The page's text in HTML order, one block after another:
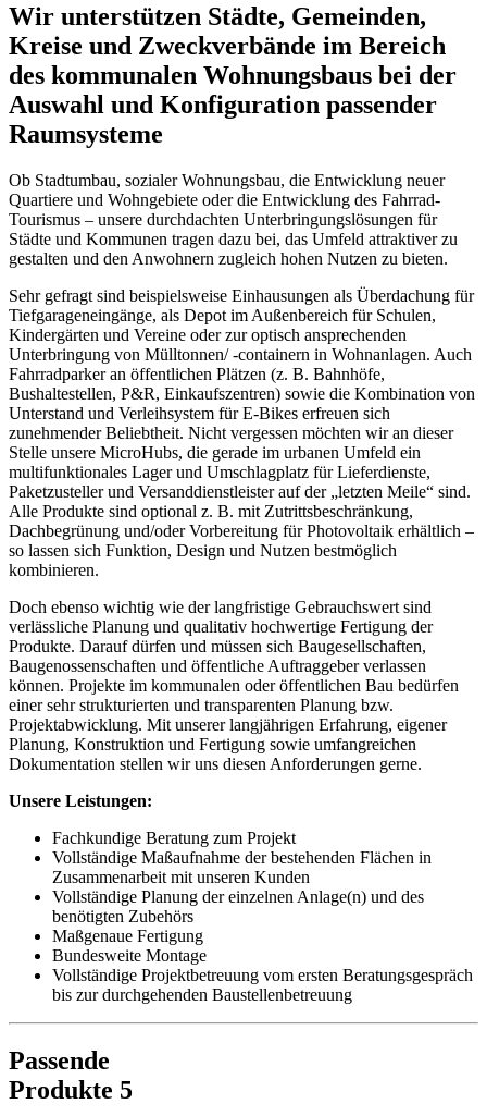
Wir unterstützen Städte, Gemeinden,
Kreise und Zweckverbände im Bereich
des kommunalen Wohnungsbaus bei der
Auswahl und Konfiguration passender
Raumsysteme
Ob Stadtumbau, sozialer Wohnungsbau, die Entwicklung neuer
Quartiere und Wohngebiete oder die Entwicklung des Fahrrad-
Tourismus – unsere durchdachten Unterbringungslösungen für
Städte und Kommunen tragen dazu bei, das Umfeld attraktiver zu
gestalten und den Anwohnern zugleich hohen Nutzen zu bieten.
Sehr gefragt sind beispielsweise Einhausungen als Überdachung für
Tiefgarageneingänge, als Depot im Außenbereich für Schulen,
Kindergärten und Vereine oder zur optisch ansprechenden
Unterbringung von Mülltonnen/ -containern in Wohnanlagen. Auch
Fahrradparker an öffentlichen Plätzen (z. B. Bahnhöfe,
Bushaltestellen, P&R, Einkaufszentren) sowie die Kombination von
Unterstand und Verleihsystem für E-Bikes erfreuen sich
zunehmender Beliebtheit. Nicht vergessen möchten wir an dieser
Stelle unsere MicroHubs, die gerade im urbanen Umfeld ein
multifunktionales Lager und Umschlagplatz für Lieferdienste,
Paketzusteller und Versanddienstleister auf der „letzten Meile“ sind.
Alle Produkte sind optional z. B. mit Zutrittsbeschränkung,
Dachbegrünung und/oder Vorbereitung für Photovoltaik erhältlich –
so lassen sich Funktion, Design und Nutzen bestmöglich
kombinieren.
Doch ebenso wichtig wie der langfristige Gebrauchswert sind
verlässliche Planung und qualitativ hochwertige Fertigung der
Produkte. Darauf dürfen und müssen sich Baugesellschaften,
Baugenossenschaften und öffentliche Auftraggeber verlassen
können. Projekte im kommunalen oder öffentlichen Bau bedürfen
einer sehr strukturierten und transparenten Planung bzw.
Projektabwicklung. Mit unserer langjährigen Erfahrung, eigener
Planung, Konstruktion und Fertigung sowie umfangreichen
Dokumentation stellen wir uns diesen Anforderungen gerne.
Unsere Leistungen:
Fachkundige Beratung zum Projekt
Vollständige Maßaufnahme der bestehenden Flächen in
Zusammenarbeit mit unseren Kunden
Vollständige Planung der einzelnen Anlage(n) und des
benötigten Zubehörs
Maßgenaue Fertigung
Bundesweite Montage
Vollständige Projektbetreuung vom ersten Beratungsgespräch
bis zur durchgehenden Baustellenbetreuung
Passende
Produkte 5